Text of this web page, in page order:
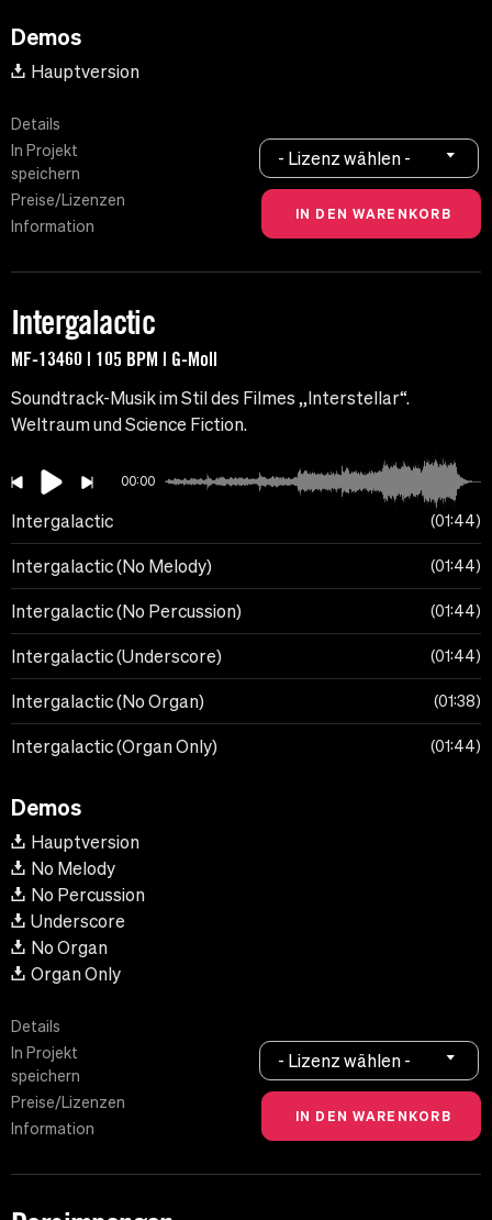
Demos
Hauptversion
Details
In Projekt
speichern
Preise/Lizenzen
Information
- Lizenz wählen -
Intergalactic
MF-13460 | 105 BPM | G-Moll
Soundtrack-Musik im Stil des Filmes „Interstellar“.
Weltraum und Science Fiction.
00:00
Intergalactic 01:44
Intergalactic (No Melody) 01:44
Intergalactic (No Percussion) 01:44
Intergalactic (Underscore) 01:44
Intergalactic (No Organ) 01:38
Intergalactic (Organ Only) 01:44
Demos
Hauptversion
No Melody
No Percussion
Underscore
No Organ
Organ Only
Details
In Projekt
speichern
Preise/Lizenzen
Information
- Lizenz wählen -